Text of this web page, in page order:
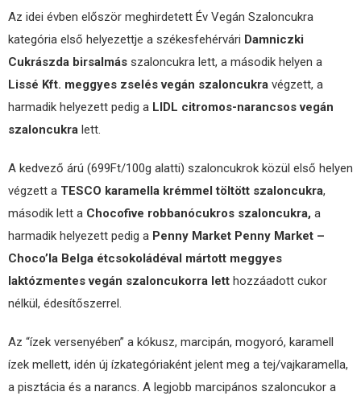
Az idei évben először meghirdetett Év Vegán Szaloncukra
kategória első helyezettje a székesfehérvári Damniczki
Cukrászda birsalmás szaloncukra lett, a második helyen a
Lissé Kft. meggyes zselés vegán szaloncukra végzett, a
harmadik helyezett pedig a LIDL citromos-narancsos vegán
szaloncukra lett.
A kedvező árú (699Ft/100g alatti) szaloncukrok közül első helyen
végzett a TESCO karamella krémmel töltött szaloncukra,
második lett a Chocofive robbanócukros szaloncukra, a
harmadik helyezett pedig a Penny Market Penny Market –
Choco’la Belga étcsokoládéval mártott meggyes
laktózmentes vegán szaloncukorra lett hozzáadott cukor
nélkül, édesítőszerrel.
Az “ízek versenyében” a kókusz, marcipán, mogyoró, karamell
ízek mellett, idén új ízkategóriaként jelent meg a tej/vajkaramella,
a pisztácia és a narancs. A legjobb marcipános szaloncukor a